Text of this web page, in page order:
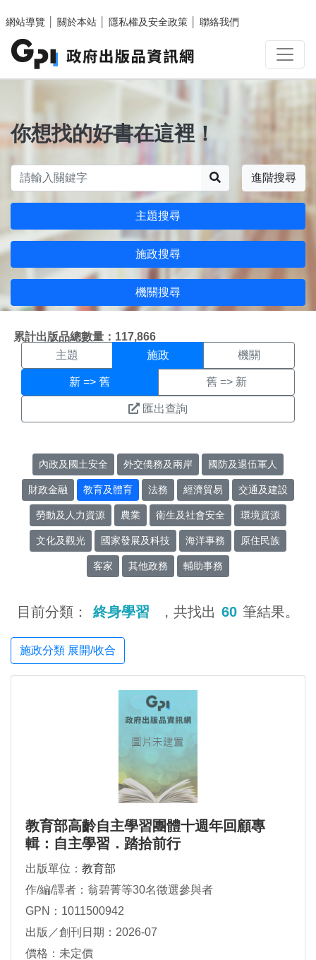
網站導覽
關於本站 隱私權及安全政策 聯絡我們
你想找的好書在這裡！
進階搜尋
主題搜尋
施政搜尋
機關搜尋
累計出版品總數量：117,866
施政搜尋結果頁面
主題 施政 機關
新 => 舊 舊 => 新
匯出查詢
內政及國土安全 外交僑務及兩岸 國防及退伍軍人
財政金融 教育及體育 法務 經濟貿易 交通及建設
勞動及人力資源 農業 衛生及社會安全 環境資源
文化及觀光 國家發展及科技 海洋事務 原住民族
客家 其他政務 輔助事務
目前分類： 終身學習 ，共找出 60 筆結果。
施政分類 展開/收合
教育部高齡自主學習團體十週年回顧專
輯：自主學習．踏拾前行
出版單位： 教育部
作/編/譯者：翁碧菁等30名徵選參與者
GPN：1011500942
出版／創刊日期：2026-07
價格：未定價